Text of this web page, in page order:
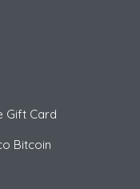
Gift Card
Bitcoin